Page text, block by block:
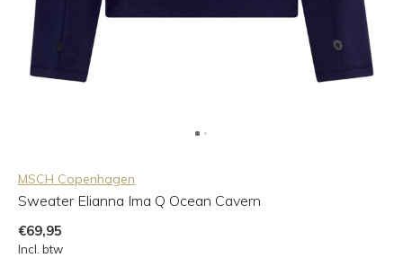
MSCH Copenhagen
Sweater Elianna Ima Q Ocean Cavern
€69,95
Incl. btw